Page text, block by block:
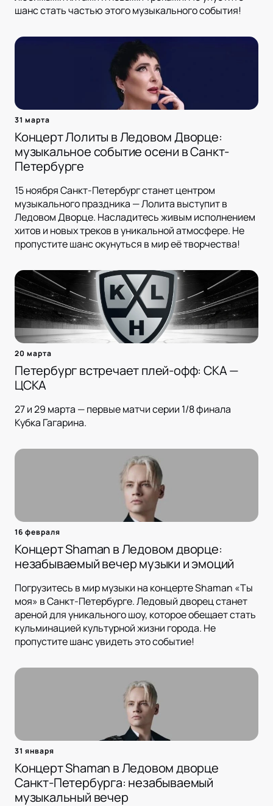
шанс стать частью этого музыкального события!
31 марта
Концерт Лолиты в Ледовом Дворце:
музыкальное событие осени в Санкт-
Петербурге
15 ноября Санкт-Петербург станет центром
музыкального праздника — Лолита выступит в
Ледовом Дворце. Насладитесь живым исполнением
хитов и новых треков в уникальной атмосфере. Не
пропустите шанс окунуться в мир её творчества!
20 марта
Петербург встречает плей-офф: СКА —
ЦСКА
27 и 29 марта — первые матчи серии 1/8 финала
Кубка Гагарина.
16 февраля
Концерт Shaman в Ледовом дворце:
незабываемый вечер музыки и эмоций
Погрузитесь в мир музыки на концерте Shaman «Ты
моя» в Санкт-Петербурге. Ледовый дворец станет
ареной для уникального шоу, которое обещает стать
кульминацией культурной жизни города. Не
пропустите шанс увидеть это событие!
31 января
Концерт Shaman в Ледовом дворце
Санкт-Петербурга: незабываемый
музыкальный вечер